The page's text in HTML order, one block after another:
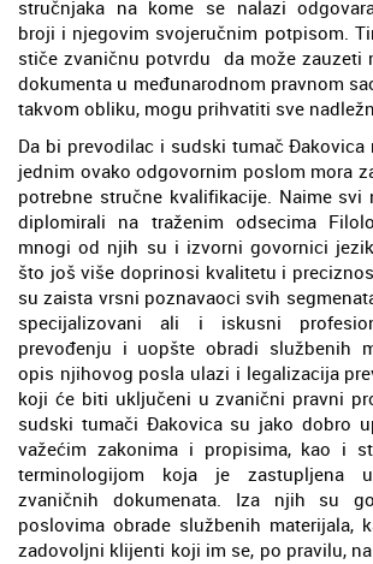
stručnjaka na kome se nalazi
broji i njegovim svojeručnim potpisom.
stiče zvaničnu potvrdu da može zauzeti
dokumenta u međunarodnom pravnom
takvom obliku, mogu prihvatiti sve
Da bi prevodilac i sudski tumač Đakovica
jednim ovako odgovornim poslom mora
potrebne stručne kvalifikacije. Naime svi
diplomirali na traženim odsecima
mnogi od njih su i izvorni govornici
što još više doprinosi kvalitetu i
su zaista vrsni poznavaoci svih
specijalizovani ali i iskusni
prevođenju i uopšte obradi službenih
opis njihovog posla ulazi i legalizacija
koji će biti uključeni u zvanični pravni
sudski tumači Đakovica su jako dobro
važećim zakonima i propisima, kao i
terminologijom koja je zastupljena
zvaničnih dokumenata. Iza njih su
poslovima obrade službenih materijala,
zadovoljni klijenti koji im se, po pravilu,